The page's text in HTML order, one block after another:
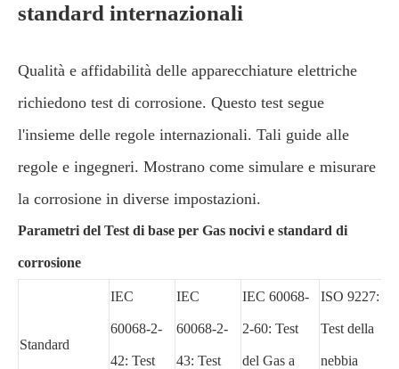
standard internazionali
Qualità e affidabilità delle apparecchiature elettriche
richiedono test di corrosione. Questo test segue
l'insieme delle regole internazionali. Tali guide alle
regole e ingegneri. Mostrano come simulare e misurare
la corrosione in diverse impostazioni.
Parametri del Test di base per Gas nocivi e standard di
corrosione
Standard
IEC
60068-2-
42: Test
IEC
60068-2-
43: Test
IEC 60068-
2-60: Test
del Gas a
ISO 9227:
Test della
nebbia